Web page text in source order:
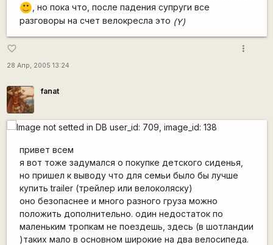
:)
, но пока что, после падения супруги все
разговоры на счет велокресла это (Y)
favorite_border
28 Апр, 2005 13:24
more_vert
fanat
привет всем
я вот тоже задумался о покупке детского сиденья,
но пришел к выводу что для семьи было бы лучше
купить trailer (трейлер или велоколяску)
оно безопаснее и много разного груза можно
положить дополнительно. один недостаток по
маленьким тропкам не поездешь, здесь (в шотландии
)таких мало в основном широкие на два велосипеда.